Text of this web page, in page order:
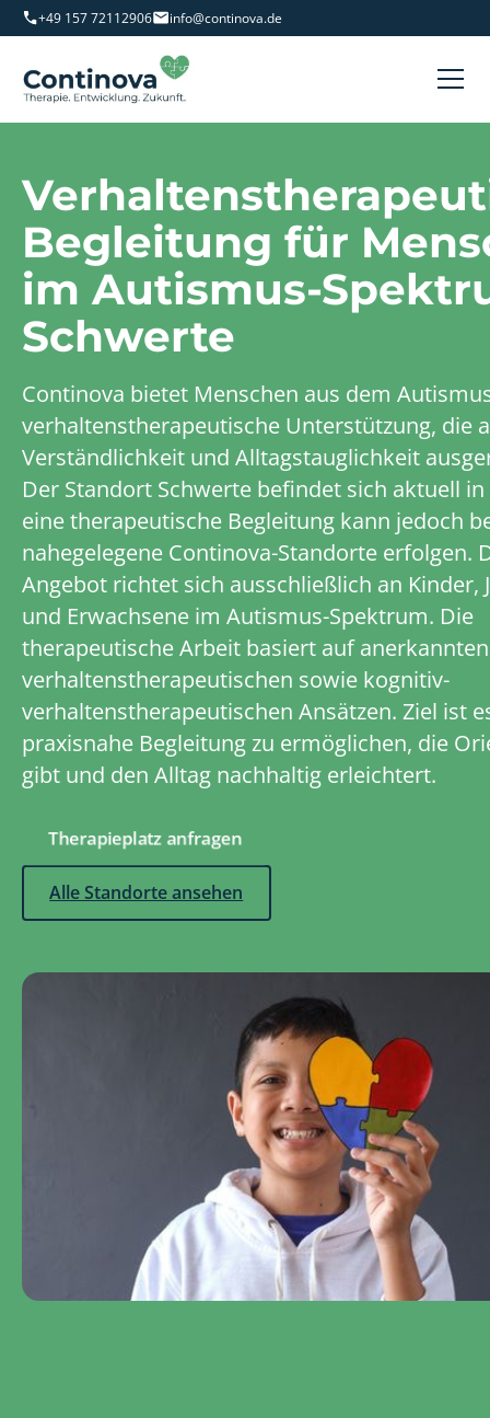
+49 157 72112906 info@continova.de
Begleitung für
im Autismus-
Schwerte
Continova bietet Menschen aus dem
verhaltenstherapeutische Unterstützung, die
Verständlichkeit und Alltagstauglichkeit
Der Standort Schwerte befindet sich aktuell in
eine therapeutische Begleitung kann jedoch
nahegelegene Continova-Standorte erfolgen.
Angebot richtet sich ausschließlich an Kinder,
und Erwachsene im Autismus-Spektrum. Die
therapeutische Arbeit basiert auf anerkannten
verhaltenstherapeutischen sowie kognitiv-
verhaltenstherapeutischen Ansätzen. Ziel ist
praxisnahe Begleitung zu ermöglichen, die
gibt und den Alltag nachhaltig erleichtert.
Therapieplatz anfragen
Alle Standorte ansehen